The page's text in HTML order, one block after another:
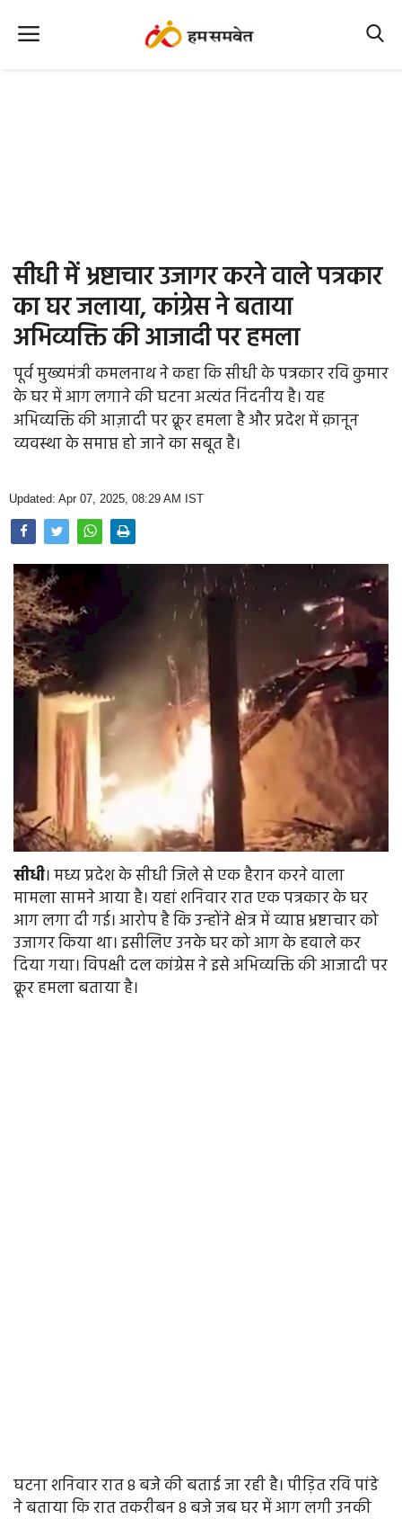
Office Office
Political Gossips
Farm & Food
Opinion
Photo Gallery
Home
सीधी में भ्रष्टाचार उजागर करने वाले पत्रकार
का घर जलाया, कांग्रेस ने बताया
अभिव्यक्ति की आजादी पर हमला
पूर्व मुख्यमंत्री कमलनाथ ने कहा कि सीधी के पत्रकार रवि कुमार
के घर में आग लगाने की घटना अत्यंत निंदनीय है। यह
अभिव्यक्ति की आज़ादी पर क्रूर हमला है और प्रदेश में क़ानून
व्यवस्था के समाप्त हो जाने का सबूत है।
Updated: Apr 07, 2025, 08:29 AM IST
सीधी। मध्य प्रदेश के सीधी जिले से एक हैरान करने वाला
मामला सामने आया है। यहां शनिवार रात एक पत्रकार के घर
आग लगा दी गई। आरोप है कि उन्होंने क्षेत्र में व्याप्त भ्रष्टाचार को
उजागर किया था। इसीलिए उनके घर को आग के हवाले कर
दिया गया। विपक्षी दल कांग्रेस ने इसे अभिव्यक्ति की आजादी पर
क्रूर हमला बताया है।
घटना शनिवार रात 8 बजे की बताई जा रही है। पीड़ित रवि पांडे
ने बताया कि रात तकरीबन 8 बजे जब घर में आग लगी उनकी